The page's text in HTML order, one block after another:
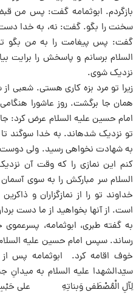
بازگردم. ابوثمامه گفت: پس من
سخنت را بگو. گفت: نه، به خدا
گفت: پس پیغامت را به من بگو تا
السلام برسانم و پاسخش را برایت
نزدیک شوى.
زیرا تو مرد بزه کارى هستى. شعبى
همان جا برگشت. روز عاشورا
امام حسین علیه السلام عرض کرد:
تو نزدیک شدهاند. به خدا سوگند
به شهادت نخواهى رسید. ولى دوست
کنم این نمازى را که وقت آن
السلام سر مبارکش را به سوى آسمان
خداوند تو را از نمازگزاران و
است. از آنها بخواهید از ما دست
به گفته طبرى، ابوثمامه،
رساند. سپس امام حسین علیه السلام
خوف اقامه کرد. ابوثمامه پس
سیّدالشهدا علیه السلام به
لِآلِ الْمُصْطَفى وَبناتِهِ على حَبْسِ